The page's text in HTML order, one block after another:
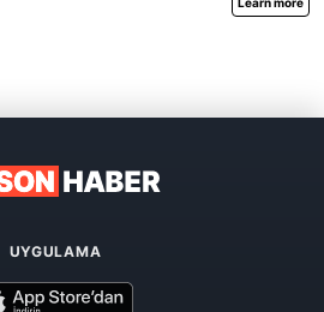
UYGULAMA